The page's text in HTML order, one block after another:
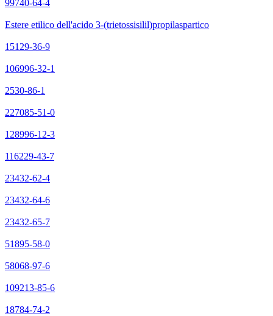
99740-64-4
Estere etilico dell'acido 3-(trietossisilil)propilaspartico
15129-36-9
106996-32-1
2530-86-1
227085-51-0
128996-12-3
116229-43-7
23432-62-4
23432-64-6
23432-65-7
51895-58-0
58068-97-6
109213-85-6
18784-74-2